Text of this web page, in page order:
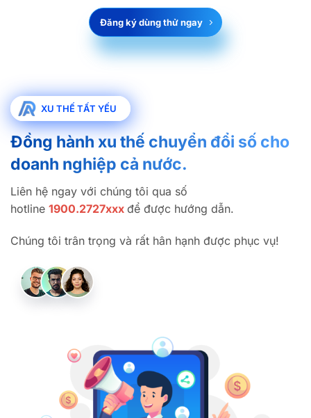
Đăng ký dùng thử ngay
XU THẾ TẤT YẾU
Đồng hành xu thế chuyển đổi số cho
doanh nghiệp cả nước.
Liên hệ ngay với chúng tôi qua số
hotline 1900.2727xxx để được hướng dẫn.
Chúng tôi trân trọng và rất hân hạnh được phục vụ!